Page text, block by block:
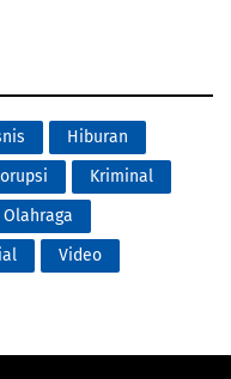
Hiburan
Kriminal
Olahraga
Video